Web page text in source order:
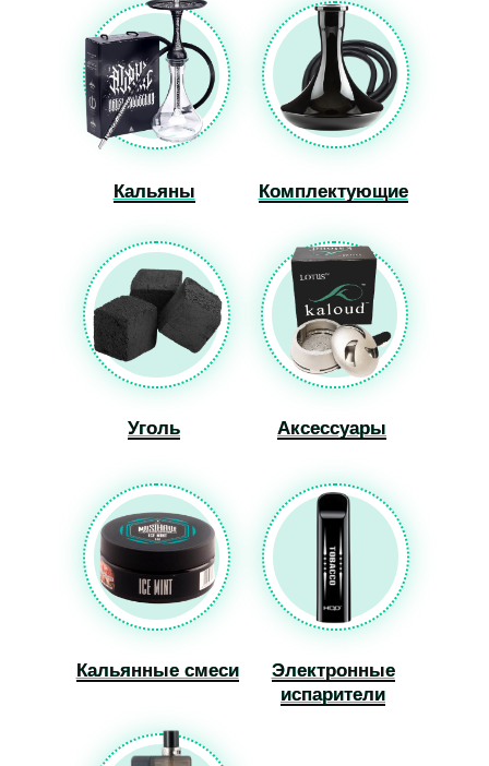
Кальяны
Кальяны Комплектующие
Комплектующие
Аксессуары
Аксессуары
Кальянные смеси
Кальянные смеси
Уголь
Уголь
Электронные
испарители
Электронные
испарители